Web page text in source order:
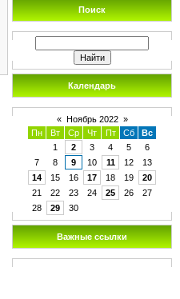
Поиск
Календарь
« Ноябрь 2022 »
Пн
Вт Ср Чт Пт Сб
Вс
1
2 3 4 5
6
7
8 9 10 11 12
13
14
15 16 17 18 19
20
21
22 23 24 25 26
27
28
29 30
Важные ссылки